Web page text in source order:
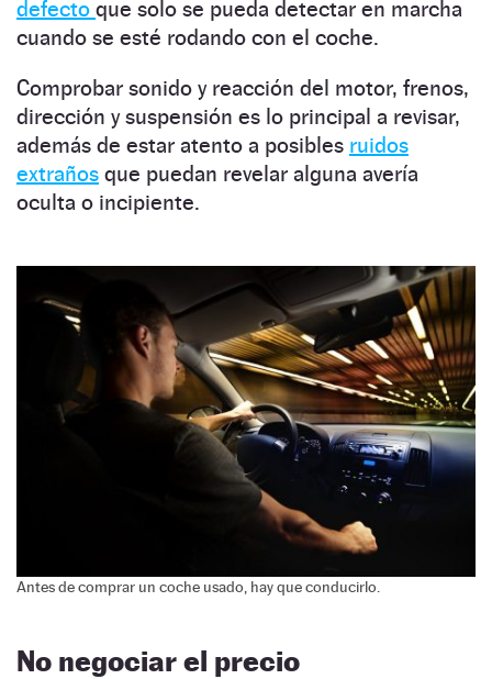
defecto que solo se pueda detectar en marcha
cuando se esté rodando con el coche.
Comprobar sonido y reacción del motor, frenos,
dirección y suspensión es lo principal a revisar,
además de estar atento a posibles ruidos
extraños que puedan revelar alguna avería
oculta o incipiente.
Antes de comprar un coche usado, hay que conducirlo.
No negociar el precio